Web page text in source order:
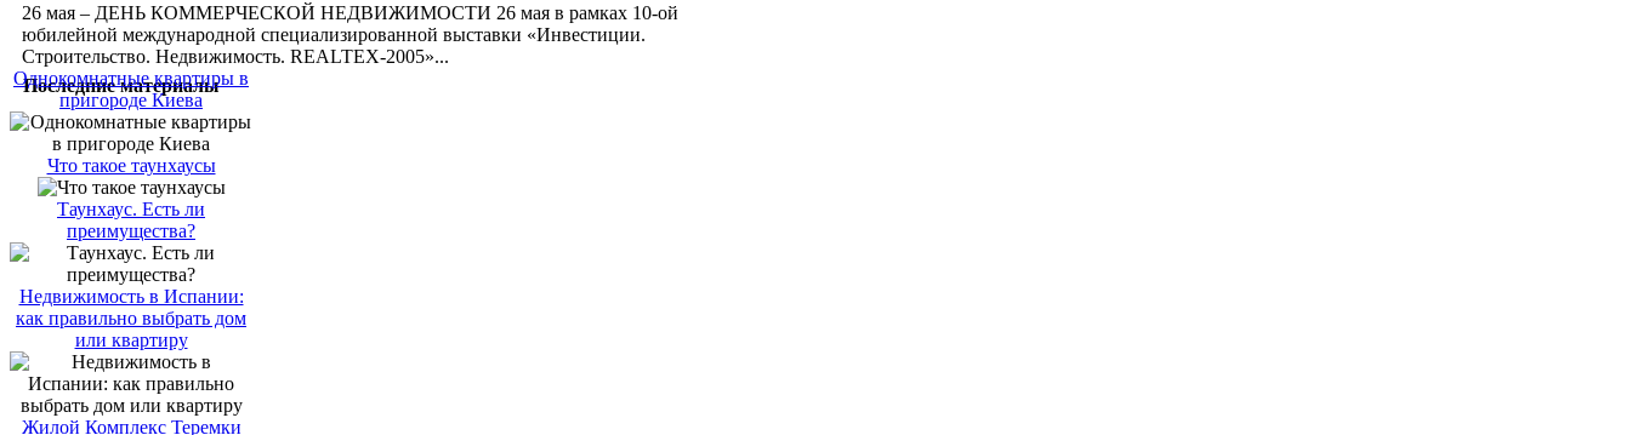
26 мая – ДЕНЬ КОММЕРЧЕСКОЙ НЕДВИЖИМОСТИ 26 мая в рамках 10-ой
юбилейной международной специализированной выставки «Инвестиции.
Строительство. Недвижимость. REALTEX-2005»...
Последние материалы
Однокомнатные квартиры в
пригороде Киева
Что такое таунхаусы
Таунхаус. Есть ли
преимущества?
Недвижимость в Испании:
как правильно выбрать дом
или квартиру
Жилой Комплекс Теремки